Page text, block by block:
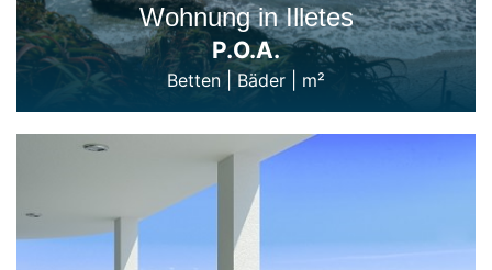
Wohnung in Illetes
P.O.A.
Betten |Bäder m²